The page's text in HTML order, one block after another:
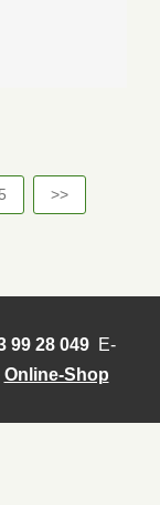
99 28 049E-
Online-Shop